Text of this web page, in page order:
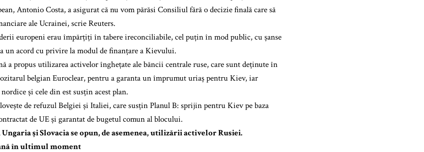
Antonio Costa, a asigurat că nu vom părăsi Consiliul fără o decizie finală care să
ale Ucrainei, scrie Reuters.
europeni erau împărțiți în tabere ireconciliabile, cel puțin în mod public, cu șanse
un acord cu privire la modul de finanțare a Kievului.
a propus utilizarea activelor înghețate ale băncii centrale ruse, care sunt deținute în
belgian Euroclear, pentru a garanta un împrumut uriaș pentru Kiev, iar
și cele din est susțin acest plan.
lovește de refuzul Belgiei și Italiei, care susțin Planul B: sprijin pentru Kiev pe baza
de UE și garantat de bugetul comun al blocului.
și Slovacia se opun, de asemenea, utilizării activelor Rusiei.
în ultimul moment